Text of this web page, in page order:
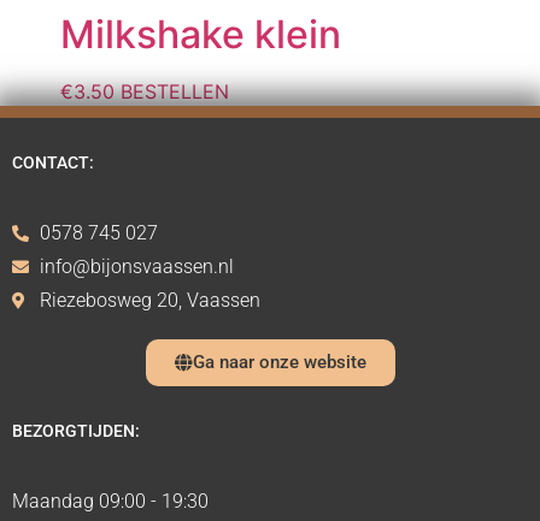
Milkshake klein
€3.50 BESTELLEN
CONTACT:
0578 745 027
info@bijonsvaassen.nl
Riezebosweg 20, Vaassen
Ga naar onze website
BEZORGTIJDEN:
Maandag 09:00 - 19:30